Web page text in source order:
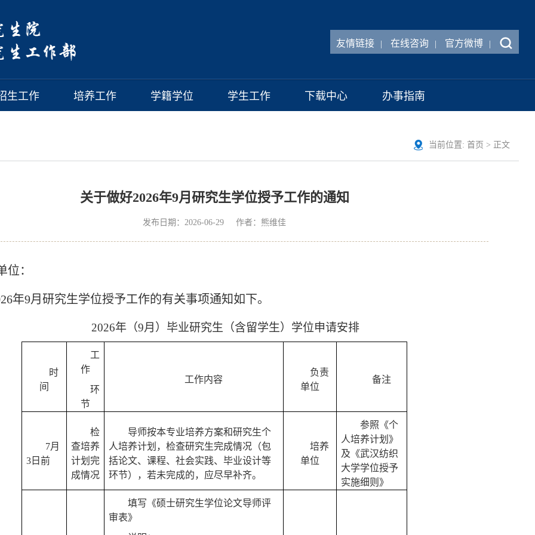
友情链接 在线咨询 官方微博
生工作 培养工作 学籍学位 学生工作 下载中心 办事指南
当前位置:首页 > 正文
关于做好2026年9月研究生学位授予工作的通知
发布日期：2026-06-29 作者：熊维佳
位：
6年9月研究生学位授予工作的有关事项通知如下。
2026年 （9月 ） 毕业研究生 （含留学生） 学位申请安排
时
间
工
作
环
节
工作内容
负责
单位
备注
7月
3 日前
检
查培养
计划完
成情况
导师按本专业培养方案和研究生个
人培养计划 ，检查研究生完成情况（包
括论文、课程、社会实践、毕业设计等
环节），若未完成的，应尽早补齐。
培养
单位
参照《个
人培养计划》
及《武汉纺织
大学学位授予
实施细则》
填写《硕士研究生学位论文导师评
审表》